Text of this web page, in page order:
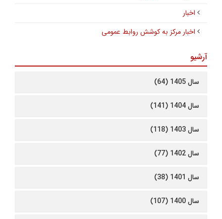
اخبار
اخبار مرکز به کوشش روابط عمومی
آرشیو
سال 1405 (64)
سال 1404 (141)
سال 1403 (118)
سال 1402 (77)
سال 1401 (38)
سال 1400 (107)